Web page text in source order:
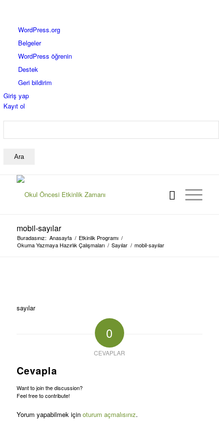
WordPress
hakkında
WordPress.org
Belgeler
WordPress öğrenin
Destek
Geri bildirim
Giriş yap
Kayıt ol
mobil-sayılar
Buradasınız: Anasayfa / Etkinlik Programı /
Okuma Yazmaya Hazırlık Çalışmaları / Sayılar / mobil-sayılar
sayılar
0
CEVAPLAR
Cevapla
Want to join the discussion?
Feel free to contribute!
Yorum yapabilmek için oturum açmalısınız.